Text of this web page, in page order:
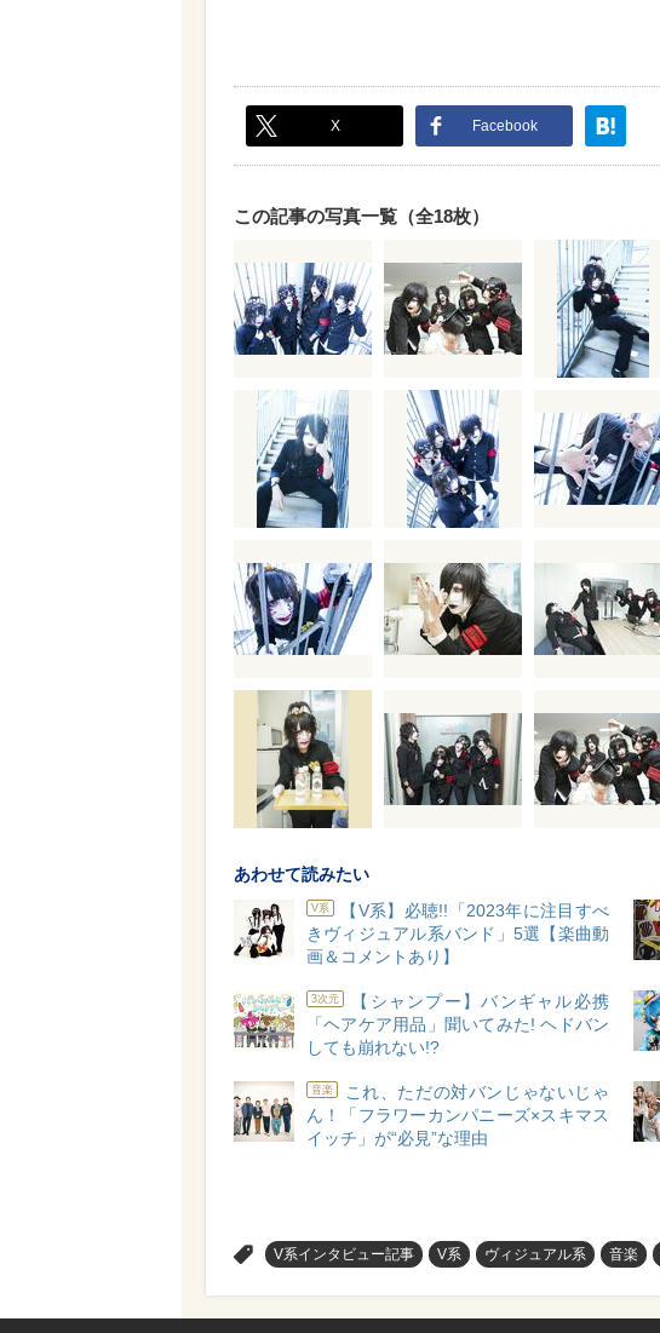
X Facebook
この記事の写真一覧（全18枚）
あわせて読みたい
V系
【V系】必聴!!「2023年に注目すべ
きヴィジュアル系バンド」5選【楽曲動
画＆コメントあり】
3次元
【シャンプー】バンギャル必携
「ヘアケア用品」聞いてみた! ヘドバン
しても崩れない!?
音楽
これ、ただの対バンじゃないじゃ
ん！「フラワーカンパニーズ×スキマス
イッチ」が“必見”な理由
V系インタビュー記事 V系 ヴィジュアル系 音楽